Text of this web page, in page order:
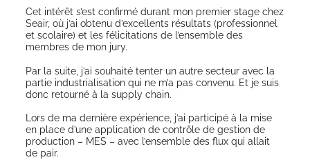
Cet inté­rêt s’est confir­mé durant mon pre­mier stage chez
Seair, où j’ai obte­nu d’excellents résul­tats (pro­fes­sion­nel
et sco­laire) et les féli­ci­ta­tions de l’ensemble des
membres de mon jury.
Par la suite, j’ai sou­hai­té ten­ter un autre sec­teur avec la
par­tie indus­tria­li­sa­tion qui ne m’a pas conve­nu. Et je suis
donc retour­né à la sup­ply chain.
Lors de ma der­nière expé­rience, j’ai par­ti­ci­pé à la mise
en place d’une appli­ca­tion de contrôle de ges­tion de
pro­duc­tion – MES – avec l’ensemble des flux qui allait
de pair.